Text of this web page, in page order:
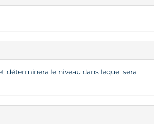
le niveau dans lequel sera